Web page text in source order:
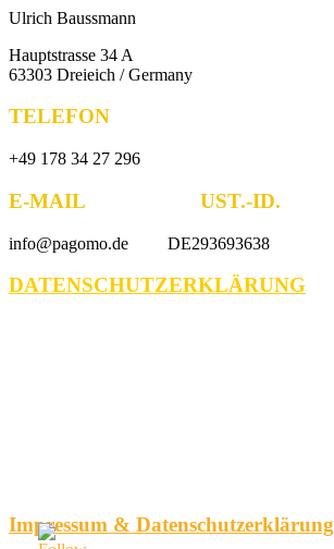
Ulrich Baussmann
Hauptstrasse 34 A
63303 Dreieich / Germany
TELEFON
+49 178 34 27 296
E-MAIL UST.-ID.
info@pagomo.de DE293693638
DATENSCHUTZERKLÄRUNG
Impressum & Datenschutzerklärung